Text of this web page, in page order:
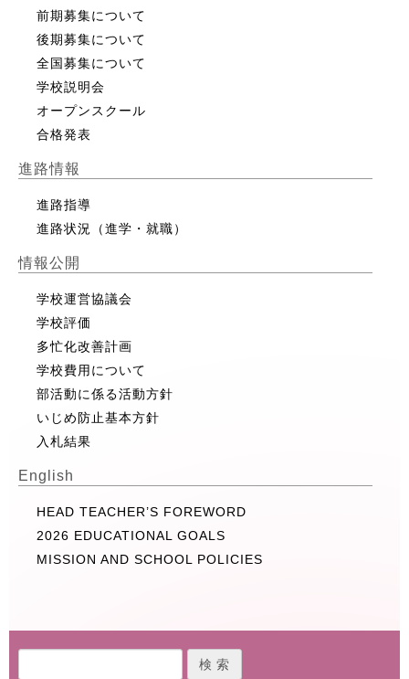
前期募集について
後期募集について
全国募集について
学校説明会
オープンスクール
合格発表
進路情報
進路指導
進路状況（進学・就職）
情報公開
学校運営協議会
学校評価
多忙化改善計画
学校費用について
部活動に係る活動方針
いじめ防止基本方針
入札結果
English
HEAD TEACHER’S FOREWORD
2026 EDUCATIONAL GOALS
MISSION AND SCHOOL POLICIES